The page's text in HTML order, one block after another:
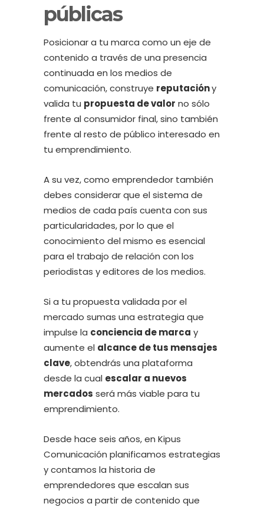
públicas
Posicionar a tu marca como un eje de
contenido a través de una presencia
continuada en los medios de
comunicación, construye reputacióny
valida tu propuesta de valor no sólo
frente al consumidor final, sino también
frente al resto de público interesado en
tu emprendimiento.
A su vez, como emprendedor también
debes considerar que el sistema de
medios de cada país cuenta con sus
particularidades, por lo que el
conocimiento del mismo es esencial
para el trabajo de relación con los
periodistas y editores de los medios.
Si a tu propuesta validada por el
mercado sumas una estrategia que
impulse la conciencia de marca y
aumente el alcance de tus mensajes
clave, obtendrás una plataforma
desde la cual escalar a nuevos
mercados será más viable para tu
emprendimiento.
Desde hace seis años, en Kipus
Comunicación planificamos estrategias
y contamos la historia de
emprendedores que escalan sus
negocios a partir de contenido que